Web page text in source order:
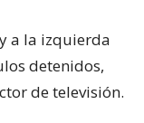
a la izquierda
detenidos,
de televisión.